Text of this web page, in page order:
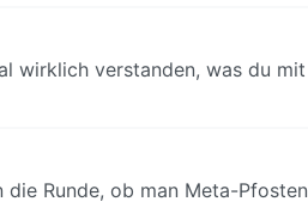
wirklich verstanden, was du mit
Runde, ob man Meta-Pfosten